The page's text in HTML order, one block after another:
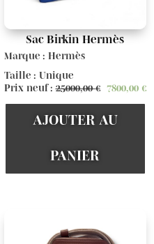
Sac Birkin Hermès
Marque : Hermès
Taille : Unique
Prix neuf :25000,00€ 7800,00 €
AJOUTER AU
PANIER